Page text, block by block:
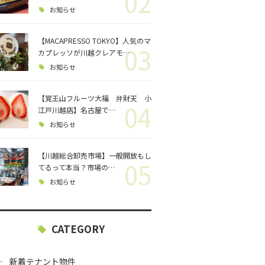
お知らせ
【MACAPRESSO TOKYO】人気のマ
カプレッソが川越クレアモ…
お知らせ 03
【覚王山フルーツ大福 弁財天 小
江戸川越店】名古屋で…
お知らせ 04
【川越総合卸売市場】一般開放もし
てるって本当？市場の…
お知らせ 05
CATEGORY
新着テナント物件